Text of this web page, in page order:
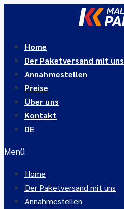
Home
Der Paketversand mit uns
Annahmestellen
Preise
Über uns
Kontakt
DE
Menü
Home
Der Paketversand mit uns
Annahmestellen